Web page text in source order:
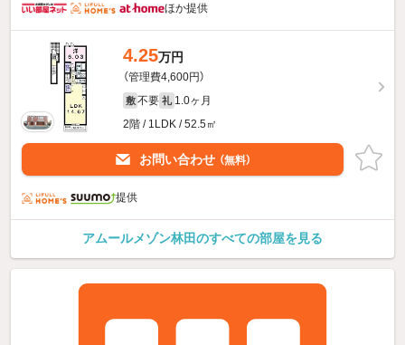
ほか提供
4.25万円
（管理費4,600円）
敷 不要 礼 1.0ヶ月
2階 / 1LDK / 52.5㎡
お問い合わせ （無料）
提供
アムールメゾン林田のすべての部屋を見る